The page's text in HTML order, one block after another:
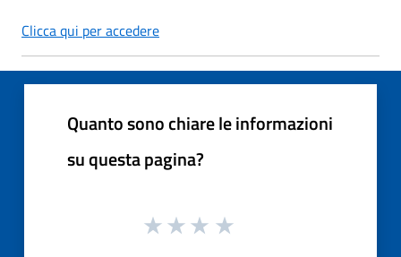
Clicca qui per accedere
Quanto sono chiare le informazioni
su questa pagina?